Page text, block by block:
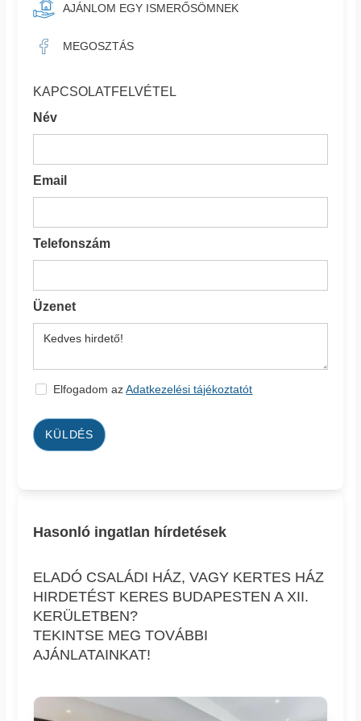
AJÁNLOM EGY ISMERŐSÖMNEK
MEGOSZTÁS
KAPCSOLATFELVÉTEL
Név
Email
Telefonszám
Üzenet
Elfogadom azAdatkezelési tájékoztatót
KÜLDÉS
Hasonló ingatlan hírdetések
ELADÓ CSALÁDI HÁZ, VAGY KERTES HÁZ
HIRDETÉST KERES BUDAPESTEN A XII.
KERÜLETBEN?
TEKINTSE MEG TOVÁBBI
AJÁNLATAINKAT!